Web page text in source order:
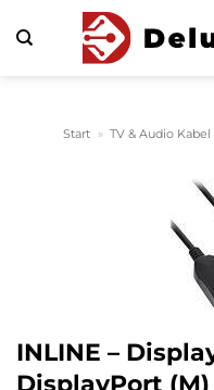
Inhalt
Start » TV & Audio
INLINE –
DisplayPort